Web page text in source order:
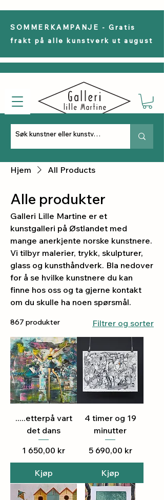
SOMMERKAMPANJE - Gratis
frakt på alle kunstverk ut august
Hjem All Products
Alle produkter
Galleri Lille Martine er et
kunstgalleri på Østlandet med
mange anerkjente norske kunstnere.
Vi tilbyr malerier, trykk, skulpturer,
glass og kunsthåndverk. Bla nedover
for å se hvilke kunstnere du kan
finne hos oss og ta gjerne kontakt
om du skulle ha noen spørsmål.
867 produkter Filtrer og sorter
.....etterpå vart
det dans
Pris
1 650,00 kr
Kjøp
4 timer og 19
minutter
Pris
5 690,00 kr
Kjøp